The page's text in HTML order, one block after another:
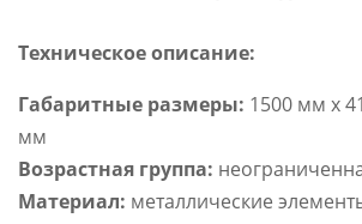
Техническое описание:
Габаритные размеры: 1500 мм х
мм
Возрастная группа:
Материал: металлические